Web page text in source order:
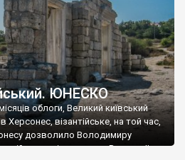
ЮНЕСКО
облоги, Великий київський
візантійське, на той час,
дозволило Володимиру
імператору Василю ІІ, та